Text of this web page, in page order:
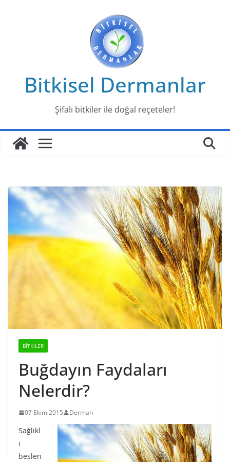
Bitkisel Dermanlar
Şifalı bitkiler ile doğal reçeteler!
BİTKİLER
Buğdayın Faydaları
Nelerdir?
07 Ekim 2015 Derman
Sağlıkl
ı
beslen